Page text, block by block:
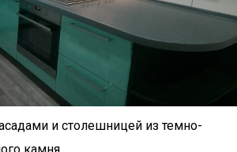
и столешницей из темно-